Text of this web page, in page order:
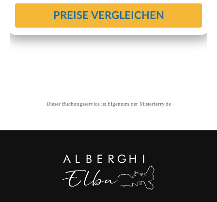
Dieser Buchungsservice ist Eigentum der Misterferry.de